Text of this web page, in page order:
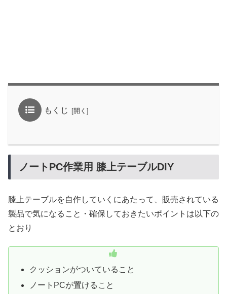
もくじ
ノートPC作業用 膝上テーブルDIY
膝上テーブルを自作していくにあたって、販売されている
製品で気になること・確保しておきたいポイントは以下の
とおり
クッションがついていること
ノートPCが置けること